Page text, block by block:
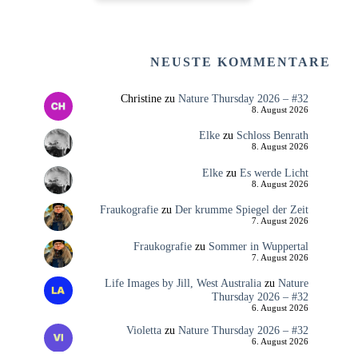
NEUSTE KOMMENTARE
Christinezu Nature Thursday 2026 – #32
8. August 2026
Elkezu Schloss Benrath
8. August 2026
Elkezu Es werde Licht
8. August 2026
Fraukografiezu Der krumme Spiegel der Zeit
7. August 2026
Fraukografiezu Sommer in Wuppertal
7. August 2026
Life Images by Jill, West Australiazu Nature
Thursday 2026 – #32
6. August 2026
Violettazu Nature Thursday 2026 – #32
6. August 2026